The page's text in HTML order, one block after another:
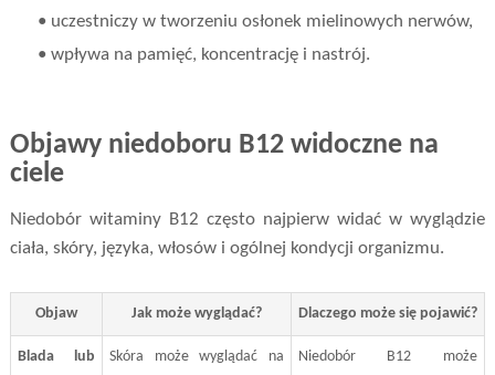
• uczestniczy w tworzeniu osłonek mielinowych nerwów,
• wpływa na pamięć, koncentrację i nastrój.
Objawy niedoboru B12 widoczne na
ciele
Niedobór witaminy B12 często najpierw widać w wyglądzie
ciała, skóry, języka, włosów i ogólnej kondycji organizmu.
Objaw Jak może wyglądać? Dlaczego może się pojawić?
Blada lub
Skóra może wyglądać na
Niedobór B12 może